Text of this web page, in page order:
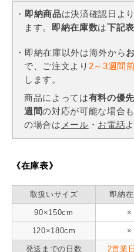
・ 即納商品は決済確認日より
ます。
即納在庫数は下記表
・即納在庫以外は海外から
で、ご注文より 2～3週間
します。
商品によっては有料の優
週間の対応が可能な場合
の場合は メール ・ お電話
《在庫表》
取扱いサイズ 即納
90×150cm ×
120×180cm ×
発送までの日数 2営業